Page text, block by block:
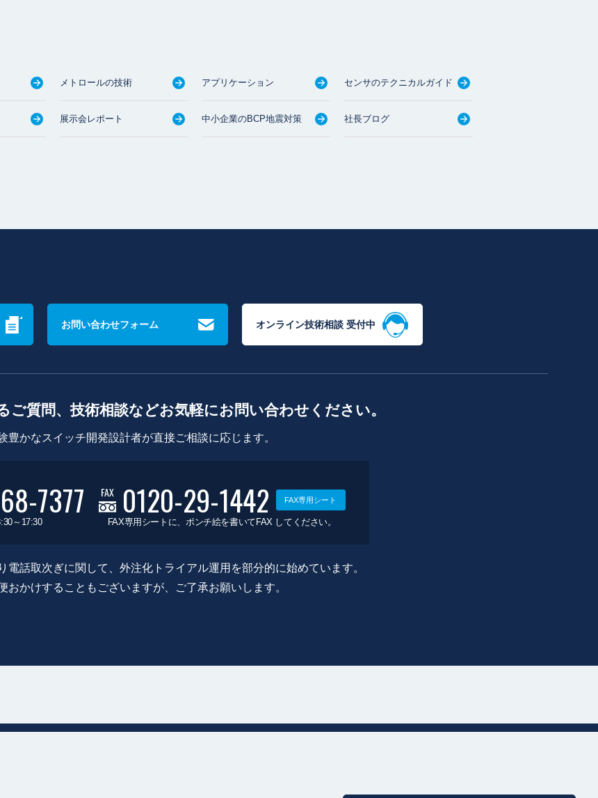
メトロールの技術 アプリケーション センサのテクニカルガイド
展示会レポート 中小企業のBCP地震対策 社長ブログ
お問い合わせフォーム オンライン技術相談 受付中
ご質問、技術相談などお気軽にお問い合わせください。
豊かなスイッチ開発設計者が直接ご相談に応じます。
7377
～17:30
FAX 0120-29-1442 FAX専用シート
FAX専用シートに、ポンチ絵を書いてFAX してください。
話取次ぎに関して、外注化トライアル運用を部分的に始めています。
おかけすることもございますが、ご了承お願いします。